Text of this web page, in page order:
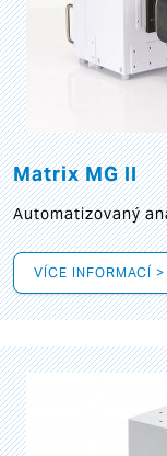
Matrix MG II
Automatizovaný
VÍCE INFORMACÍ >